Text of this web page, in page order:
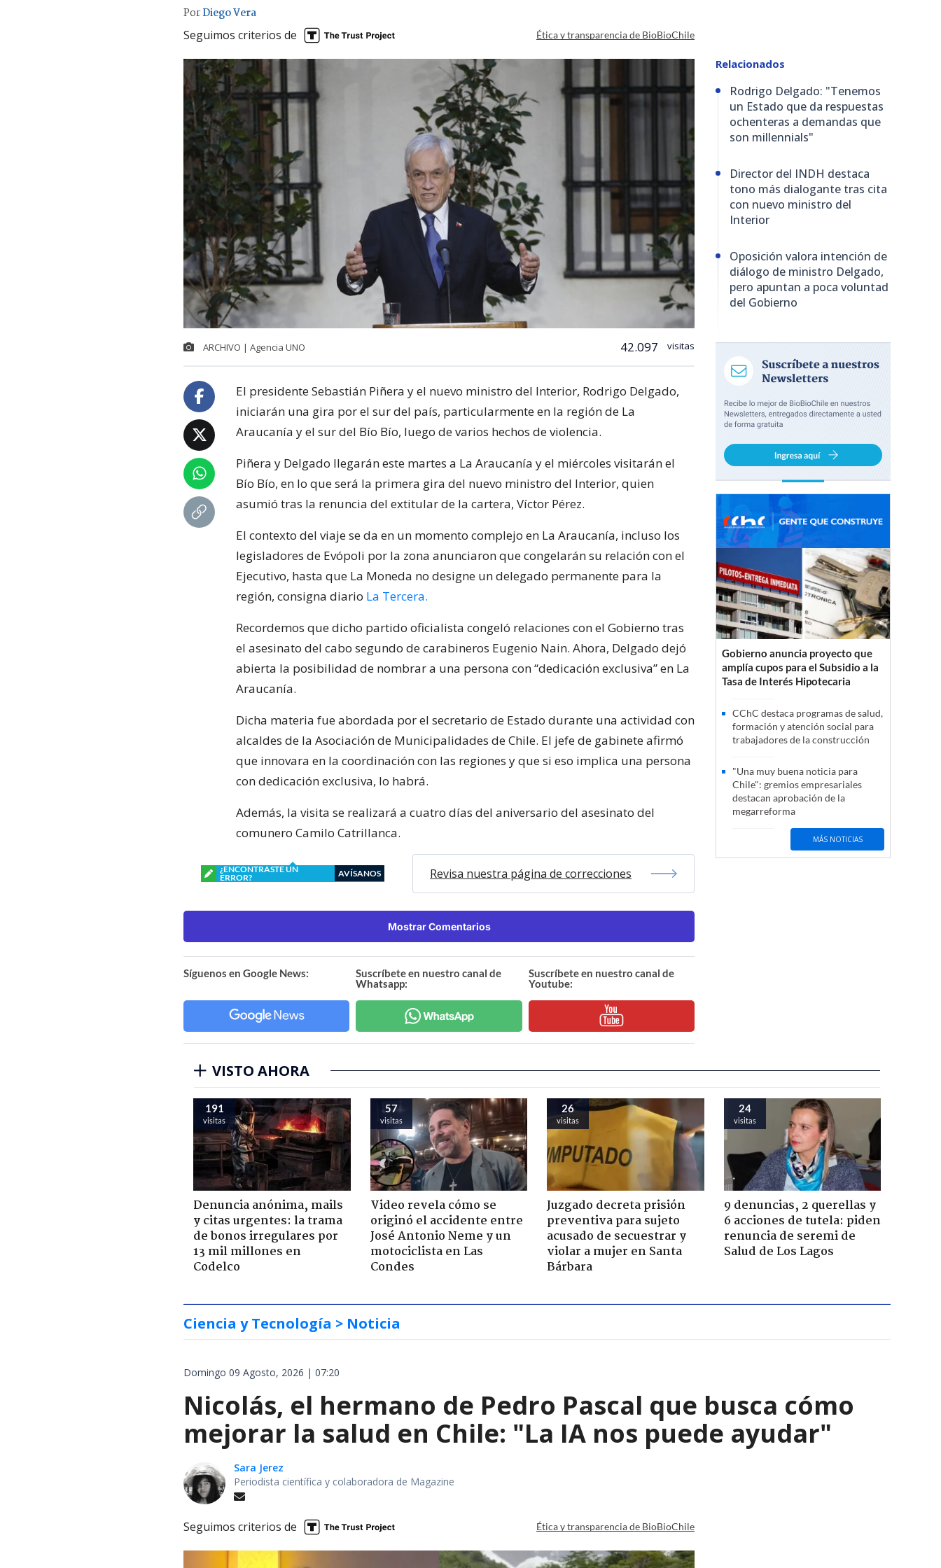
PorDiego Vera
Seguimos criterios de Ética y transparencia de BioBioChile
ARCHIVO | Agencia UNO 42.097 visitas
El presidente Sebastián Piñera y el nuevo ministro del Interior, Rodrigo Delgado,
iniciarán una gira por el sur del país, particularmente en la región de La
Araucanía y el sur del Bío Bío, luego de varios hechos de violencia.
Piñera y Delgado llegarán este martes a La Araucanía y el miércoles visitarán el
Bío Bío, en lo que será la primera gira del nuevo ministro del Interior, quien
asumió tras la renuncia del extitular de la cartera, Víctor Pérez.
El contexto del viaje se da en un momento complejo en La Araucanía, incluso los
legisladores de Evópoli por la zona anunciaron que congelarán su relación con el
Ejecutivo, hasta que La Moneda no designe un delegado permanente para la
región, consigna diario La Tercera.
Recordemos que dicho partido oficialista congeló relaciones con el Gobierno tras
el asesinato del cabo segundo de carabineros Eugenio Nain. Ahora, Delgado dejó
abierta la posibilidad de nombrar a una persona con “dedicación exclusiva” en La
Araucanía.
Dicha materia fue abordada por el secretario de Estado durante una actividad con
alcaldes de la Asociación de Municipalidades de Chile. El jefe de gabinete afirmó
que innovara en la coordinación con las regiones y que si eso implica una persona
con dedicación exclusiva, lo habrá.
Además, la visita se realizará a cuatro días del aniversario del asesinato del
comunero Camilo Catrillanca.
¿ENCONTRASTE UN
ERROR?
AVÍSANOS Revisa nuestra página de correcciones
Mostrar Comentarios
Síguenos en Google News:
Suscríbete en nuestro canal de
Whatsapp:
Suscríbete en nuestro canal de
Youtube:
Relacionados
Rodrigo Delgado: "Tenemos
un Estado que da respuestas
ochenteras a demandas que
son millennials"
Director del INDH destaca
tono más dialogante tras cita
con nuevo ministro del
Interior
Oposición valora intención de
diálogo de ministro Delgado,
pero apuntan a poca voluntad
del Gobierno
Gobierno anuncia proyecto que
amplía cupos para el Subsidio a la
Tasa de Interés Hipotecaria
CChC destaca programas de salud,
formación y atención social para
trabajadores de la construcción
"Una muy buena noticia para
Chile": gremios empresariales
destacan aprobación de la
megarreforma
MÁS NOTICIAS
VISTO AHORA
191
visitas
Denuncia anónima, mails
y citas urgentes: la trama
de bonos irregulares por
13 mil millones en
Codelco
57
visitas
Video revela cómo se
originó el accidente entre
José Antonio Neme y un
motociclista en Las
Condes
26
visitas
Juzgado decreta prisión
preventiva para sujeto
acusado de secuestrar y
violar a mujer en Santa
Bárbara
24
visitas
9 denuncias, 2 querellas y
6 acciones de tutela: piden
renuncia de seremi de
Salud de Los Lagos
Ciencia y Tecnología > Noticia
Domingo 09 Agosto, 2026 | 07:20
Nicolás, el hermano de Pedro Pascal que busca cómo
mejorar la salud en Chile: "La IA nos puede ayudar"
Sara Jerez
Periodista científica y colaboradora de Magazine
Seguimos criterios de Ética y transparencia de BioBioChile